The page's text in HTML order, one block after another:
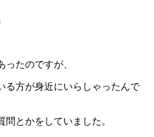
たのですが、
る方が身近にいらしゃったんで
とかをしていました。